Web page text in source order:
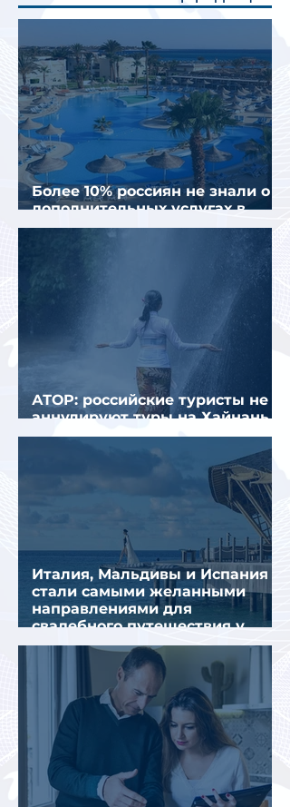
Более 10% россиян не знали о
дополнительных услугах в
отелях
АТОР: российские туристы не
аннулируют туры на Хайнань
из-за тайфуна «Дельфин»
Италия, Мальдивы и Испания
стали самыми желанными
направлениями для
свадебного путешествия у
россиян